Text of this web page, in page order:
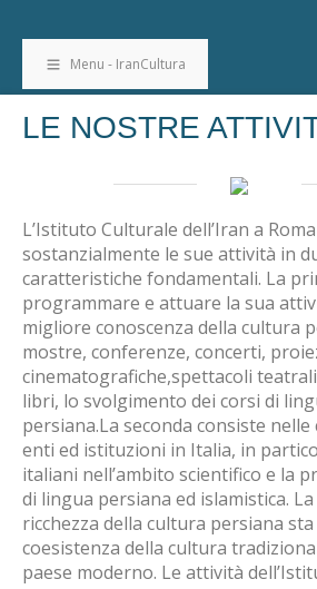
Menu - IranCultura
LE NOSTRE
L’Istituto Culturale dell’Iran a
sostanzialmente le sue attività in
caratteristiche fondamentali. La
programmare e attuare la sua
migliore conoscenza della cultura
mostre, conferenze, concerti,
cinematografiche,spettacoli
libri, lo svolgimento dei corsi di
persiana.La seconda consiste
enti ed istituzioni in Italia, in
italiani nell’ambito scientifico e la
di lingua persiana ed islamistica.
ricchezza della cultura persiana
coesistenza della cultura
paese moderno. Le attività